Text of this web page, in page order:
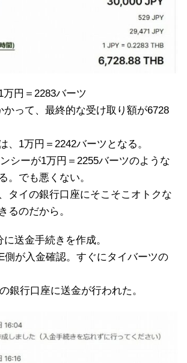
円＝2283バーツ
かって、最終的な受け取り額が6728
、1万円＝2242バーツとなる。
シーが1万円＝2255バーツのような
。でも悪くない。
タイの銀行口座にそこそこオトクな
るのだから。
送金手続きを作成。
側が入金確認。すぐにタイバーツの
銀行口座に送金が行われた。